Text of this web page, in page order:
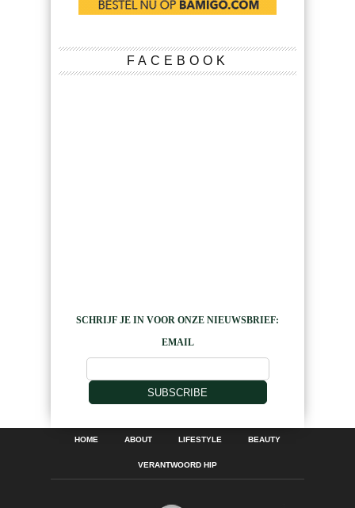
FACEBOOK
SCHRIJF JE IN VOOR ONZE NIEUWSBRIEF:
EMAIL
SUBSCRIBE
HOME ABOUT LIFESTYLE BEAUTY
VERANTWOORD HIP